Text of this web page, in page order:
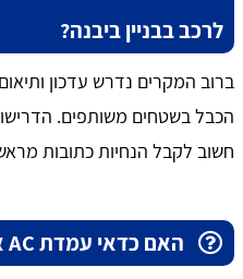
לרכב בבניין ביבנה?
ברוב המקרים נדרש עדכון
הכבל בשטחים משותפים.
חשוב לקבל הנחיות כתובות
האם כדאי עמדת AC או DC לבית?